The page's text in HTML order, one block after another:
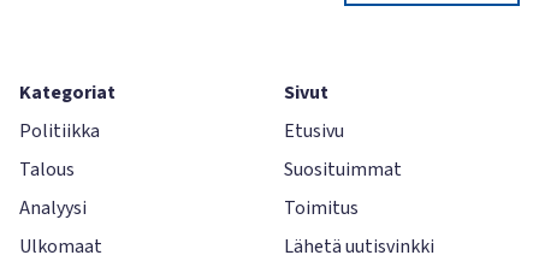
Kategoriat
Politiikka
Talous
Analyysi
Ulkomaat
Sivut
Etusivu
Suosituimmat
Toimitus
Lähetä uutisvinkki